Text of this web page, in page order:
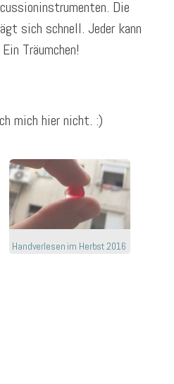
Die
sich schnell. Jeder kann
Träumchen!
mich hier nicht. :)
Handverlesen im Herbst 2016